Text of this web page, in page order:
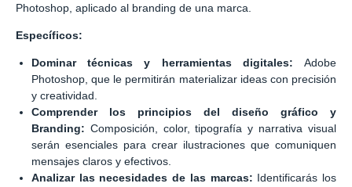
Photoshop, aplicado al branding de una marca.
Específicos:
Dominar técnicas y herramientas digitales: Adobe
Photoshop, que le permitirán materializar ideas con precisión
y creatividad.
Comprender los principios del diseño gráfico y
Branding: Composición, color, tipografía y narrativa visual
serán esenciales para crear ilustraciones que comuniquen
mensajes claros y efectivos.
Analizar las necesidades de las marcas: Identificarás los